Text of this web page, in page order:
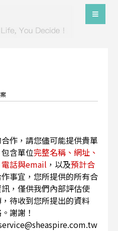
作，請您儘可能提供貴單
含單位完整名稱、網址、
話與email ，以及預計合
事宜，您所提供的所有合
，僅供我們內部評估使
待收到您所提出的資料
謝謝！